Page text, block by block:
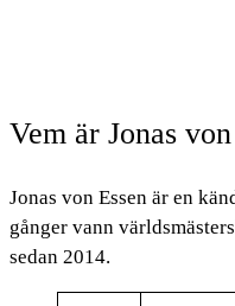
Vem är Jonas
Jonas von Essen är en
gånger vann
sedan 2014.